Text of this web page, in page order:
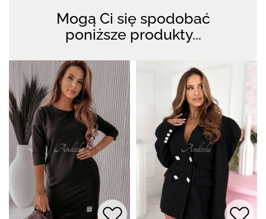
Mogą Ci się spodobać
poniższe produkty...